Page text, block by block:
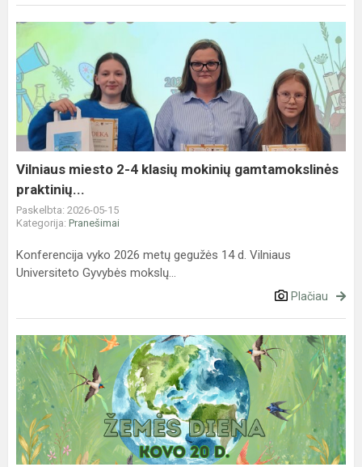
miesto
2-
4
klasių
mokinių
gamtamokslinės
praktinių...
Vilniaus miesto 2-4 klasių mokinių gamtamokslinės
praktinių...
Paskelbta: 2026-05-15
Kategorija: Pranešimai
Konferencija vyko 2026 metų gegužės 14 d. Vilniaus
Universiteto Gyvybės mokslų...
Plačiau
Žemės
diena